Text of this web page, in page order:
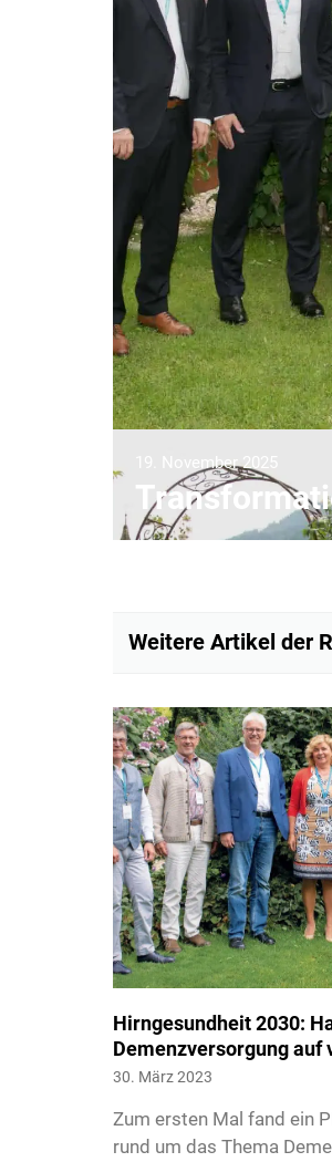
19. November 2025
Weitere Artikel der
Hirngesundheit 2030:
Demenzversorgung auf
30. März 2023
Zum ersten Mal fand ein
rund um das Thema